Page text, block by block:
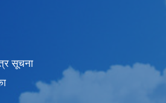
सूचना